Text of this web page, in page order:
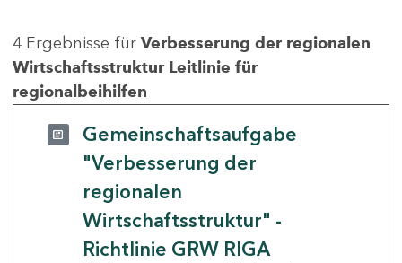
4 Ergebnisse für Verbesserung der regionalen
Wirtschaftsstruktur Leitlinie für
regionalbeihilfen
Gemeinschaftsaufgabe
"Verbesserung der
regionalen
Wirtschaftsstruktur" -
Richtlinie GRW RIGA